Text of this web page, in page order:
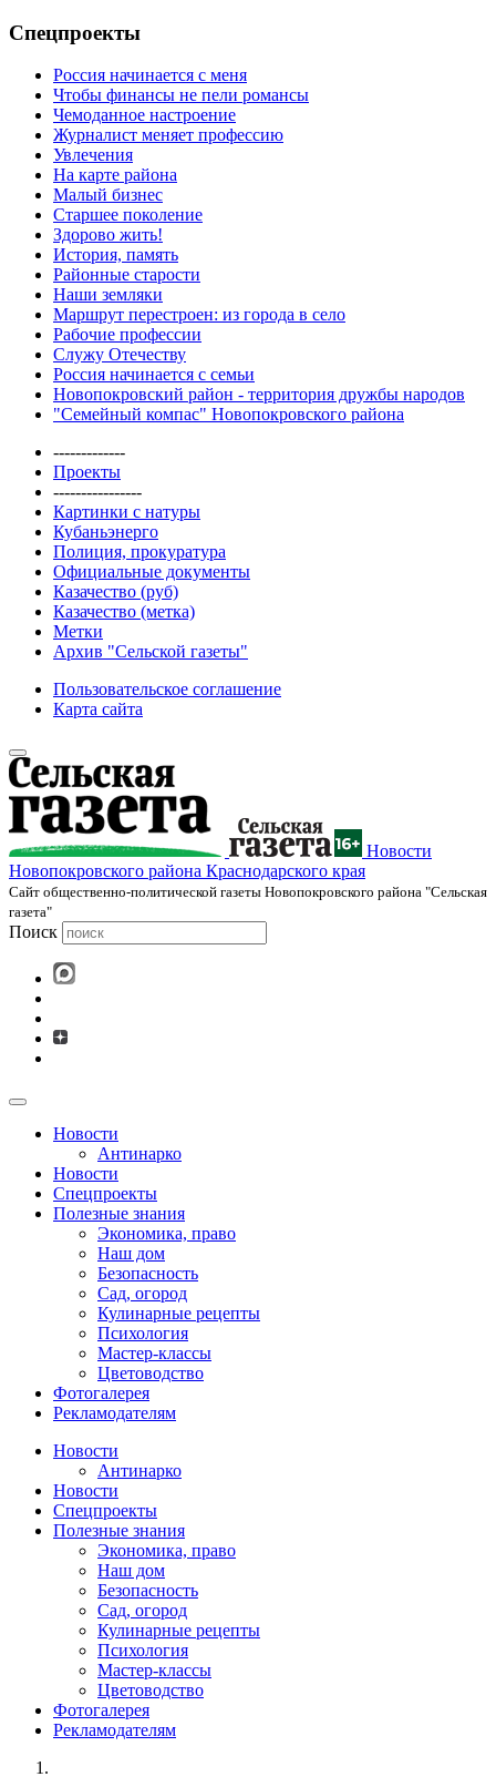
Спецпроекты
Россия начинается с меня
Чтобы финансы не пели романсы
Чемоданное настроение
Журналист меняет профессию
Увлечения
На карте района
Малый бизнес
Старшее поколение
Здорово жить!
История, память
Районные старости
Наши земляки
Маршрут перестроен: из города в село
Рабочие профессии
Служу Отечеству
Россия начинается с семьи
Новопокровский район - территория дружбы народов
"Семейный компас" Новопокровского района
-------------
Проекты
----------------
Картинки с натуры
Кубаньэнерго
Полиция, прокуратура
Официальные документы
Казачество (руб)
Казачество (метка)
Метки
Архив "Сельской газеты"
Пользовательское соглашение
Карта сайта
Новости
Новопокровского района Краснодарского края
Cайт общественно-политической газеты Новопокровского района "Сельская
газета"
Поиск
Новости
Антинарко
Новости
Спецпроекты
Полезные знания
Экономика, право
Наш дом
Безопасность
Сад, огород
Кулинарные рецепты
Психология
Мастер-классы
Цветоводство
Фотогалерея
Рекламодателям
Новости
Антинарко
Новости
Спецпроекты
Полезные знания
Экономика, право
Наш дом
Безопасность
Сад, огород
Кулинарные рецепты
Психология
Мастер-классы
Цветоводство
Фотогалерея
Рекламодателям